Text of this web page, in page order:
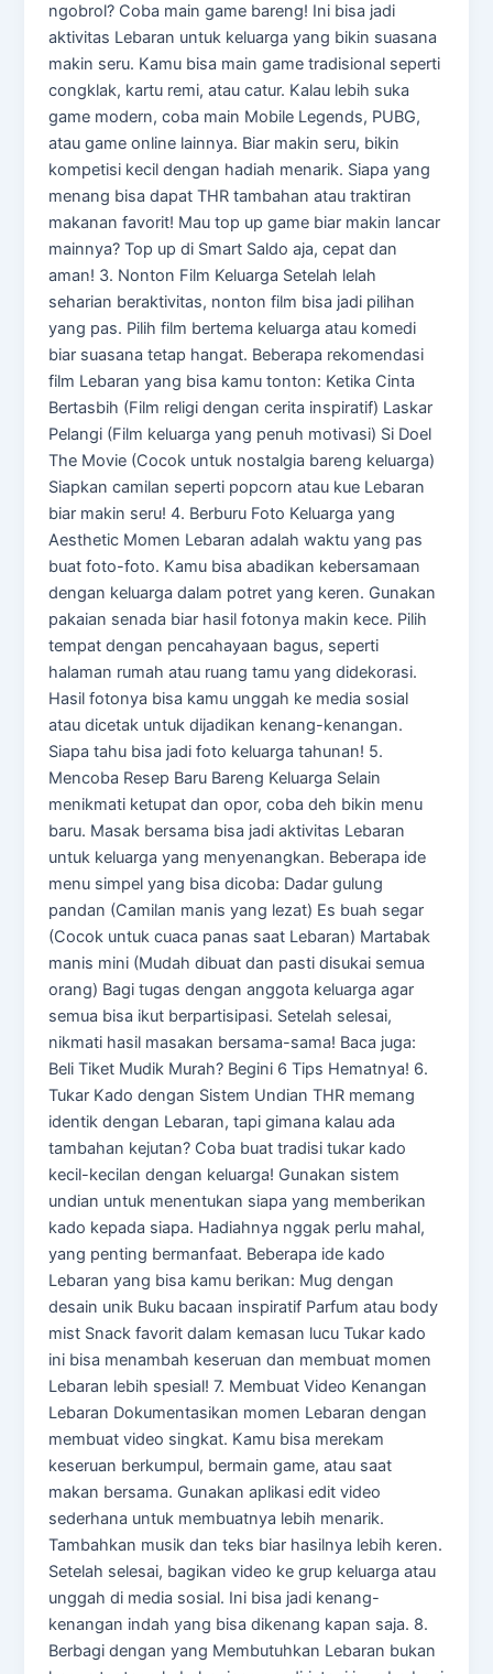
ngobrol? Coba main game bareng! Ini bisa jadi
aktivitas Lebaran untuk keluarga yang bikin suasana
makin seru. Kamu bisa main game tradisional seperti
congklak, kartu remi, atau catur. Kalau lebih suka
game modern, coba main Mobile Legends, PUBG,
atau game online lainnya. Biar makin seru, bikin
kompetisi kecil dengan hadiah menarik. Siapa yang
menang bisa dapat THR tambahan atau traktiran
makanan favorit! Mau top up game biar makin lancar
mainnya? Top up di Smart Saldo aja, cepat dan
aman! 3. Nonton Film Keluarga Setelah lelah
seharian beraktivitas, nonton film bisa jadi pilihan
yang pas. Pilih film bertema keluarga atau komedi
biar suasana tetap hangat. Beberapa rekomendasi
film Lebaran yang bisa kamu tonton: Ketika Cinta
Bertasbih (Film religi dengan cerita inspiratif) Laskar
Pelangi (Film keluarga yang penuh motivasi) Si Doel
The Movie (Cocok untuk nostalgia bareng keluarga)
Siapkan camilan seperti popcorn atau kue Lebaran
biar makin seru! 4. Berburu Foto Keluarga yang
Aesthetic Momen Lebaran adalah waktu yang pas
buat foto-foto. Kamu bisa abadikan kebersamaan
dengan keluarga dalam potret yang keren. Gunakan
pakaian senada biar hasil fotonya makin kece. Pilih
tempat dengan pencahayaan bagus, seperti
halaman rumah atau ruang tamu yang didekorasi.
Hasil fotonya bisa kamu unggah ke media sosial
atau dicetak untuk dijadikan kenang-kenangan.
Siapa tahu bisa jadi foto keluarga tahunan! 5.
Mencoba Resep Baru Bareng Keluarga Selain
menikmati ketupat dan opor, coba deh bikin menu
baru. Masak bersama bisa jadi aktivitas Lebaran
untuk keluarga yang menyenangkan. Beberapa ide
menu simpel yang bisa dicoba: Dadar gulung
pandan (Camilan manis yang lezat) Es buah segar
(Cocok untuk cuaca panas saat Lebaran) Martabak
manis mini (Mudah dibuat dan pasti disukai semua
orang) Bagi tugas dengan anggota keluarga agar
semua bisa ikut berpartisipasi. Setelah selesai,
nikmati hasil masakan bersama-sama! Baca juga:
Beli Tiket Mudik Murah? Begini 6 Tips Hematnya! 6.
Tukar Kado dengan Sistem Undian THR memang
identik dengan Lebaran, tapi gimana kalau ada
tambahan kejutan? Coba buat tradisi tukar kado
kecil-kecilan dengan keluarga! Gunakan sistem
undian untuk menentukan siapa yang memberikan
kado kepada siapa. Hadiahnya nggak perlu mahal,
yang penting bermanfaat. Beberapa ide kado
Lebaran yang bisa kamu berikan: Mug dengan
desain unik Buku bacaan inspiratif Parfum atau body
mist Snack favorit dalam kemasan lucu Tukar kado
ini bisa menambah keseruan dan membuat momen
Lebaran lebih spesial! 7. Membuat Video Kenangan
Lebaran Dokumentasikan momen Lebaran dengan
membuat video singkat. Kamu bisa merekam
keseruan berkumpul, bermain game, atau saat
makan bersama. Gunakan aplikasi edit video
sederhana untuk membuatnya lebih menarik.
Tambahkan musik dan teks biar hasilnya lebih keren.
Setelah selesai, bagikan video ke grup keluarga atau
unggah di media sosial. Ini bisa jadi kenang-
kenangan indah yang bisa dikenang kapan saja. 8.
Berbagi dengan yang Membutuhkan Lebaran bukan